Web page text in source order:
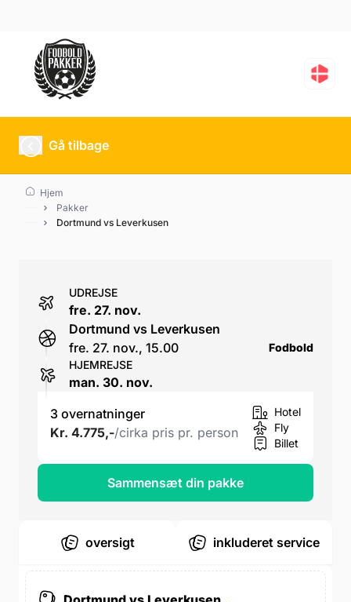
Dortmund vs
Gå tilbage
Hjem
Pakker
Dortmund vs Leverkusen
oversigt inkluderet service
UDREJSE
fre. 27. nov.
Dortmund vs Leverkusen
fre. 27. nov., 15.00
Fodbold
HJEMREJSE
man. 30. nov.
3 overnatninger
Kr. 4.775,-/cirka pris pr. person
Hotel
Fly
Billet
Sammensæt din pakke